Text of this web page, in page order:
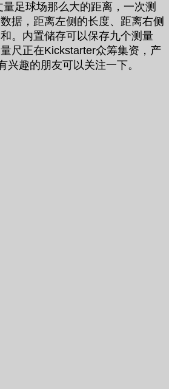
足球场那么大的距离，一次测
据，距离左侧的长度、距离右侧
。内置储存可以保存九个测量
尺正在Kickstarter众筹集资，产
兴趣的朋友可以关注一下。